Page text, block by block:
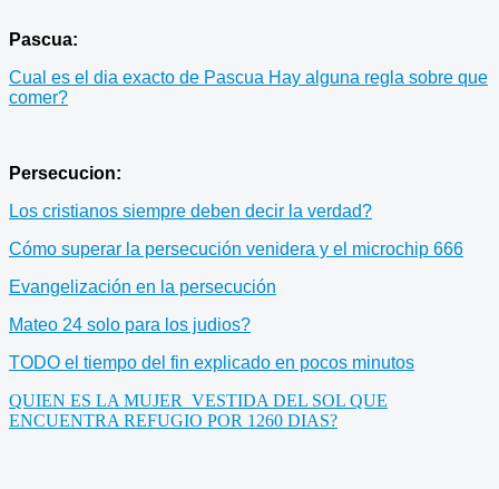
Pascua:
Cual es el dia exacto de Pascua Hay alguna regla sobre que
comer?
Persecucion:
Los cristianos siempre deben decir la verdad?
Cómo superar la persecución venidera y el microchip 666
Evangelización en la persecución
Mateo 24 solo para los judios?
TODO el tiempo del fin explicado en pocos minutos
QUIEN ES LA MUJER VESTIDA DEL SOL QUE
ENCUENTRA REFUGIO POR 1260 DIAS?